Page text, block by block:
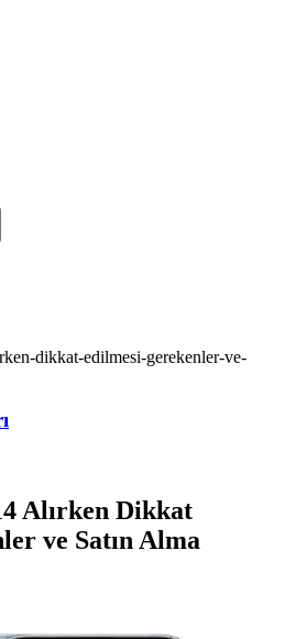
dikkat-edilmesi-gerekenler-ve-
Alırken Dikkat
ve Satın Alma